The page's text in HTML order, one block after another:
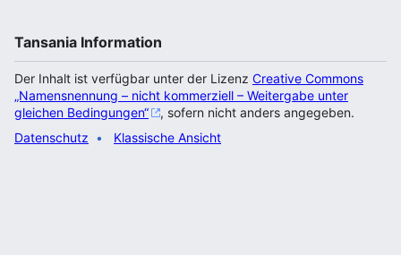
Tansania Information
Der Inhalt ist verfügbar unter der Lizenz Creative Commons
„Namensnennung – nicht kommerziell – Weitergabe unter
gleichen Bedingungen“
, sofern nicht anders angegeben.
Datenschutz
Klassische Ansicht